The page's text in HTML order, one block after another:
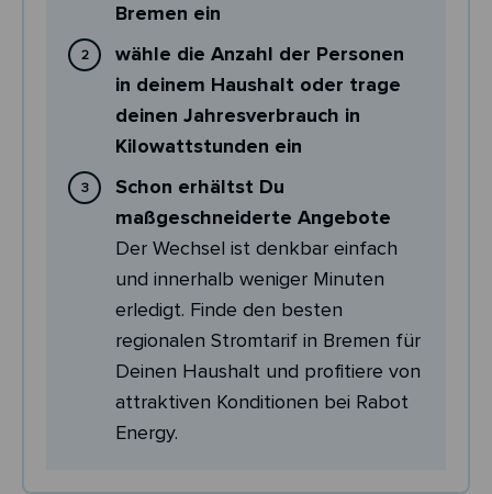
Bremen ein
wähle die Anzahl der Personen
in deinem Haushalt oder trage
deinen Jahresverbrauch in
Kilowattstunden ein
Schon erhältst Du
maßgeschneiderte Angebote
Der Wechsel ist denkbar einfach
und innerhalb weniger Minuten
erledigt. Finde den besten
regionalen Stromtarif in Bremen für
Deinen Haushalt und profitiere von
attraktiven Konditionen bei Rabot
Energy.